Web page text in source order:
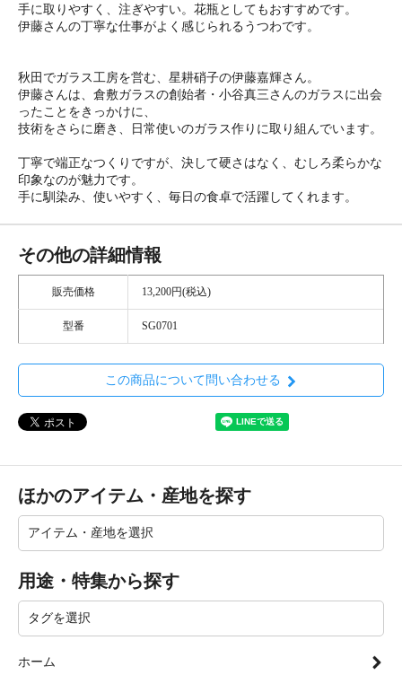
手に取りやすく、注ぎやすい。花瓶としてもおすすめです。
伊藤さんの丁寧な仕事がよく感じられるうつわです。
秋田でガラス工房を営む、星耕硝子の伊藤嘉輝さん。
伊藤さんは、倉敷ガラスの創始者・小谷真三さんのガラスに出会
ったことをきっかけに、
技術をさらに磨き、日常使いのガラス作りに取り組んでいます。
丁寧で端正なつくりですが、決して硬さはなく、むしろ柔らかな
印象なのが魅力です。
手に馴染み、使いやすく、毎日の食卓で活躍してくれます。
その他の詳細情報
販売価格 13,200円(税込)
型番 SG0701
この商品について問い合わせる
ほかのアイテム・産地を探す
用途・特集から探す
ホーム